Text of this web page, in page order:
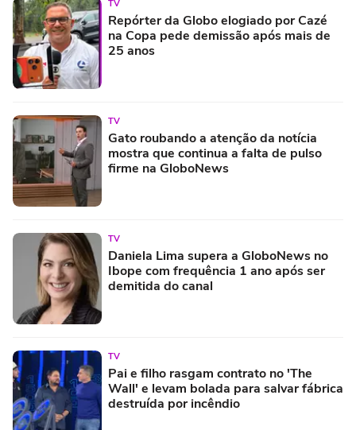
TV
Repórter da Globo elogiado por Cazé
na Copa pede demissão após mais de
25 anos
TV
Gato roubando a atenção da notícia
mostra que continua a falta de pulso
firme na GloboNews
TV
Daniela Lima supera a GloboNews no
Ibope com frequência 1 ano após ser
demitida do canal
TV
Pai e filho rasgam contrato no 'The
Wall' e levam bolada para salvar fábrica
destruída por incêndio